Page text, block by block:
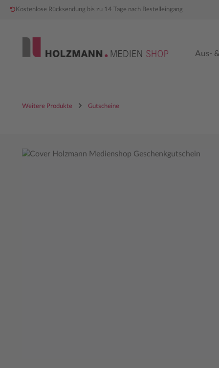
Kostenlose Rücksendung bis zu 14 Tage nach Bestelleingang
Aus-
Weitere Produkte Gutscheine
Bildergalerie überspringen